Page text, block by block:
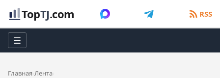
TopTJ.com RSS
☰
Главная Лента